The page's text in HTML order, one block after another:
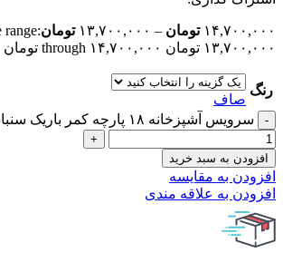
۱۴,۷۰۰,۰۰۰ تومان – ۱۳,۷۰۰,۰۰۰ تومانrange:
۱۳,۷۰۰,۰۰۰ تومان through ۱۴,۷۰۰,۰۰۰ تومان
رنگ
صاف
سرویس آشپزخانه ۱۸ پارچه کمر باریک سنباده ای یونیک عدد
افزودن به سبد خرید
افزودن به مقایسه
افزودن به علاقه مندی